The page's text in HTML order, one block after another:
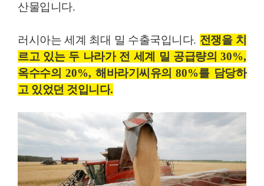
산물입니다.
러시아는 세계 최대 밀 수출국입니다. 전쟁을 치
르고 있는 두 나라가 전 세계 밀 공급량의 30%,
옥수수의 20%, 해바라기씨유의80%를 담당하
고 있었던 것입니다.